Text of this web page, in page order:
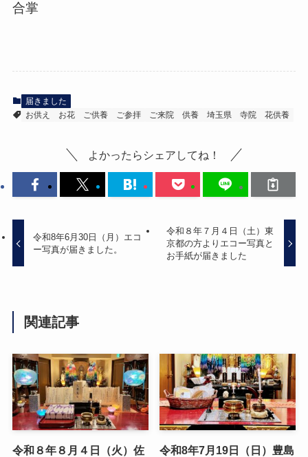
合掌
届きました
お供え
お花 ご供養 ご参拝 ご来院 供養 埼玉県 寺院 花供養
よかったらシェアしてね！
令和8年6月30日（月）エコ
ー写真が届きました。
令和８年７月４日（土）東
京都の方よりエコー写真と
お手紙が届きました
関連記事
令和８年８月４日（火）佐
令和8年7月19日（日）豊島